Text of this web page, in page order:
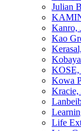
Julian
Kanro,
Kao
KOSE,
Kowa
Kracie,
Life